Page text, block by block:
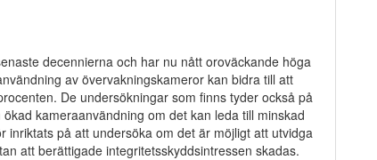
decennierna och har nu nått oroväckande höga
av övervakningskameror kan bidra till att
De undersökningar som finns tyder också på
kameraanvändning om det kan leda till minskad
på att undersöka om det är möjligt att utvidga
att berättigade integritetsskyddsintressen skadas.